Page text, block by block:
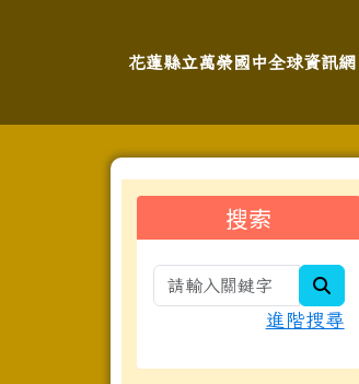
花蓮縣立萬榮國
花蓮縣立萬榮國中全球資訊網
左邊區域內容
搜索
進階搜尋
頁尾區域